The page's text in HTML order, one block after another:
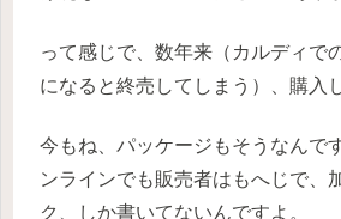
って感じで、数年来（カルディで
になると終売してしまう）、購入
今もね、パッケージもそうなんで
ンラインでも販売者はもへじで、
ク、しか書いてないんですよ。